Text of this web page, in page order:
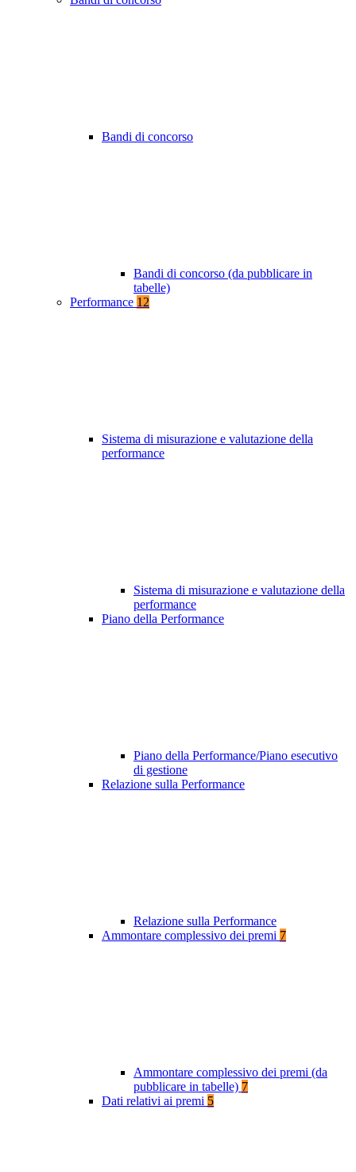
Bandi di concorso
Bandi di concorso (da pubblicare in
tabelle)
Performance 12
Sistema di misurazione e valutazione della
performance
Sistema di misurazione e valutazione della
performance
Piano della Performance
Piano della Performance/Piano esecutivo
di gestione
Relazione sulla Performance
Relazione sulla Performance
Ammontare complessivo dei premi 7
Ammontare complessivo dei premi (da
pubblicare in tabelle) 7
Dati relativi ai premi 5